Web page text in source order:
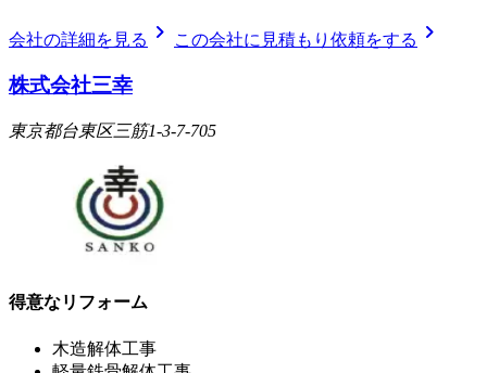
会社の詳細を見る chevron_right この会社に見積もり依頼をする chevron_right
株式会社三幸
東京都台東区三筋1-3-7-705
得意なリフォーム
木造解体工事